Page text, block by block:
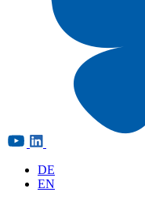
DE
EN